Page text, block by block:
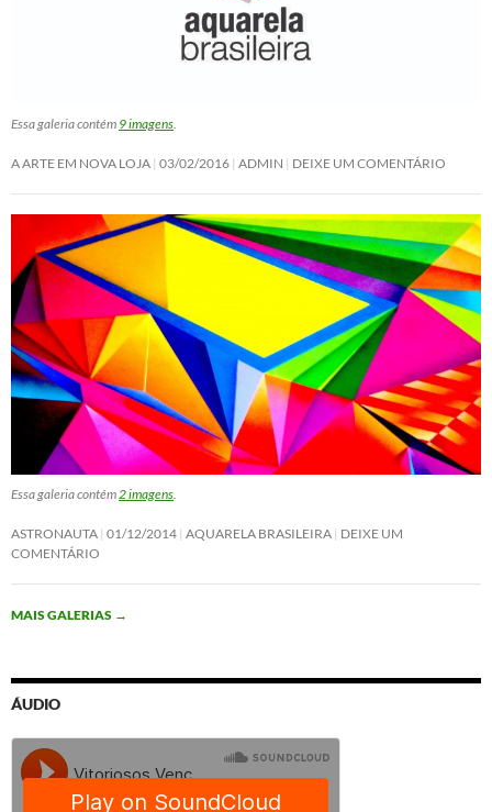
Essa galeria contém 9 imagens.
A ARTE EM NOVA LOJA 03/02/2016 ADMIN DEIXE UM COMENTÁRIO
Essa galeria contém2 imagens.
ASTRONAUTA 01/12/2014 AQUARELA BRASILEIRA DEIXE UM
COMENTÁRIO
MAIS GALERIAS →
ÁUDIO